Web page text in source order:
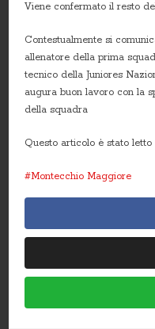
Viene confermato il resto
Contestualmente si
allenatore della prima
tecnico della Juniores
augura buon lavoro con la
della squadra
Questo articolo è stato letto
Montecchio Maggiore